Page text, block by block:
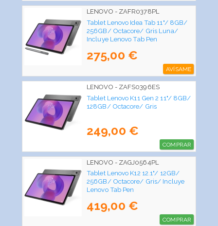
LENOVO - ZAFR0378PL
Tablet Lenovo Idea Tab 11"/ 8GB/
256GB/ Octacore/ Gris Luna/
Incluye Lenovo Tab Pen
275,00 €
AVÍSAME
LENOVO - ZAFS0396ES
Tablet Lenovo K11 Gen 2 11"/ 8GB/
128GB/ Octacore/ Gris
249,00 €
COMPRAR
LENOVO - ZAGJ0564PL
Tablet Lenovo K12 12.1"/ 12GB/
256GB/ Octacore/ Gris/ Incluye
Lenovo Tab Pen
419,00 €
COMPRAR